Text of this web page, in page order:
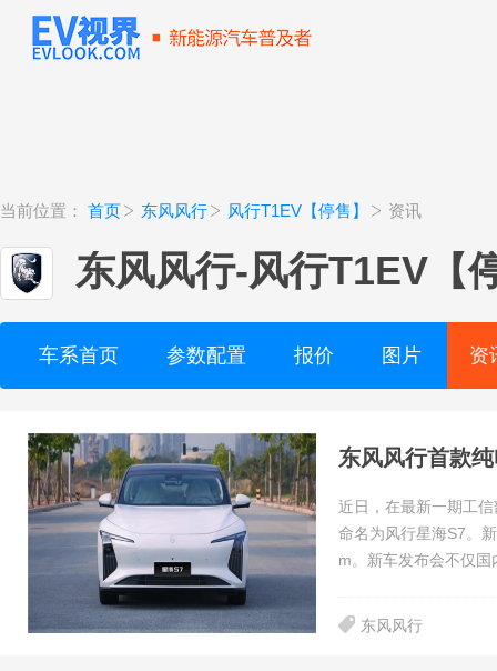
当前位置： 首页 东风风行 风行T1EV【停售】 资讯
东风风行-风行T1EV【
车系首页 参数配置 报价 图片 资
东风风行首款
近日，在最新一期工
命名为风行星海S7。
m。新车发布会不仅国
东风风行